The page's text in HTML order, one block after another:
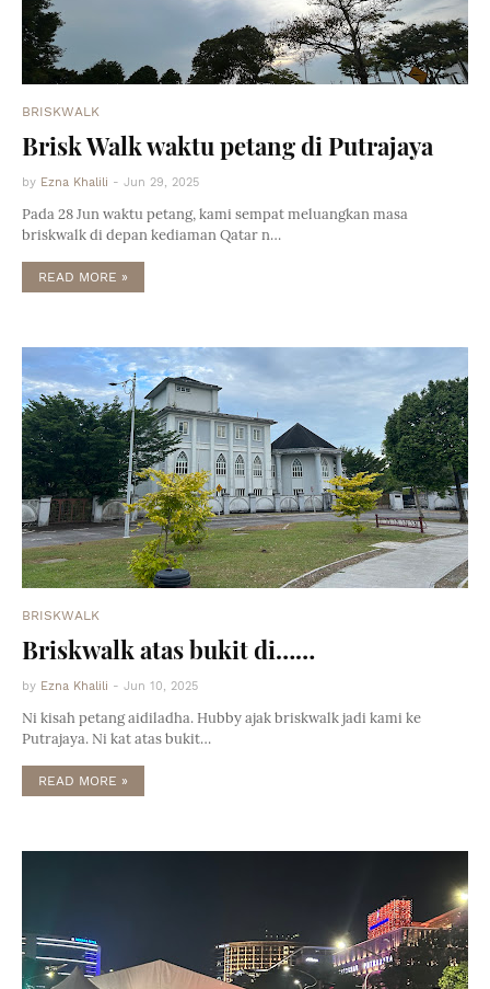
BRISKWALK
Brisk Walk waktu petang di Putrajaya
by Ezna Khalili - Jun 29, 2025
Pada 28 Jun waktu petang, kami sempat meluangkan masa
briskwalk di depan kediaman Qatar n…
READ MORE »
BRISKWALK
Briskwalk atas bukit di……
by Ezna Khalili - Jun 10, 2025
Ni kisah petang aidiladha. Hubby ajak briskwalk jadi kami ke
Putrajaya. Ni kat atas bukit…
READ MORE »